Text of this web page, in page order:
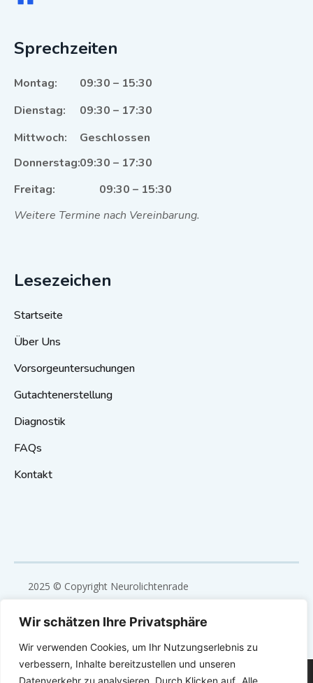
Wir schätzen Ihre Privatsphäre
Wir verwenden Cookies, um Ihr Nutzungserlebnis zu
verbessern, Inhalte bereitzustellen und unseren
Datenverkehr zu analysieren. Durch Klicken auf „Alle
Sprechzeiten
Montag:
09:30 – 15:30
Dienstag:
09:30 – 17:30
Mittwoch:
Geschlossen
Donnerstag:09:30 – 17:30
Freitag:
09:30 – 15:30
Weitere Termine nach Vereinbarung.
Lesezeichen
Startseite
Über Uns
Vorsorgeuntersuchungen
Gutachtenerstellung
Diagnostik
FAQs
Kontakt
2025 © Copyright Neurolichtenrade
Eine Webentwicklung des UE – United Experts
Impressum
Wir verwenden Cookies, um Ihnen die bestmögliche